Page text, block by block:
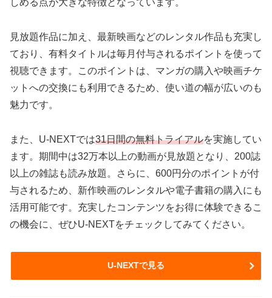
しめる点が大きな特徴となっています。
見放題作品に加え、最新映画などのレンタル作品も充実し
ており、有料タイトルは毎月付与されるポイントを使って
視聴できます。このポイントは、マンガの購入や映画チケ
ットへの交換にも利用できるため、使い道の幅が広いのも
魅力です。
また、U-NEXTでは31日間の無料トライアルを実施してい
ます。期間中は32万本以上の動画が見放題となり、200誌
以上の雑誌も読み放題。さらに、600円分のポイントが付
与されるため、新作映画のレンタルや電子書籍の購入にも
活用可能です。充実したコンテンツをお得に体験できるこ
の機会に、ぜひU-NEXTをチェックしてみてください。
U-NEXTで見る